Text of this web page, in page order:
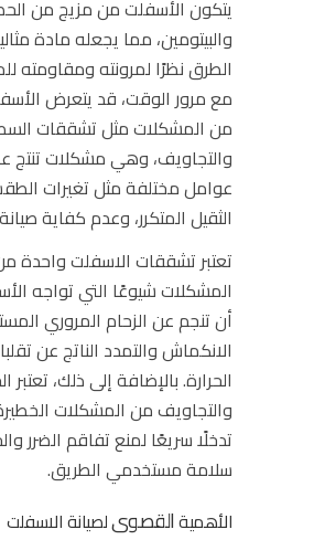
يتكون الأسفلت من مزيج من
والبيتومين، مما يجعله مادة
الطرق نظرًا لمرونته ومقاومته
مع مرور الوقت، قد يتعرض
من المشكلات مثل تشققات
والتجاويف، وهي مشكلات تنتج
عوامل مختلفة مثل تغيرات
الثقيل المتكرر، وعدم كفاية
تعتبر تشققات الاسفلت واحدة
المشكلات شيوعًا التي تواجه
أن تنجم عن الزحام المروري
الانكماش والتمدد الناتج عن
الحرارة. بالإضافة إلى ذلك، تعتبر
والتجاويف من المشكلات
تدخلًا سريعًا لمنع تفاقم الضرر
سلامة مستخدمي الطريق.
الأهميةالقصوىلصيانة الاسفلت